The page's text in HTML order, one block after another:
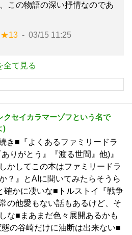
この物語の深い抒情なのであ
★13 03/15 11:25
全て見る
クセイカラマーゾフという名で
)
き■『よくあるファミリードラ
りがとう』『渡る世間』他)』
かしてこの本はファミリードラ
？』とAIに聞いてみたらそうら
確かに凄いな■トルストイ『戦争
の他愛もない話もあるけど、そ
な■まあまだ色々展開あるかも
の谷崎だけに油断は出来ない■